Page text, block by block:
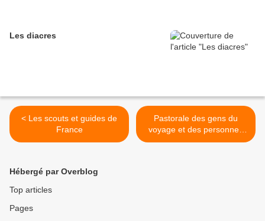
Les diacres
< Les scouts et guides de
France
Pastorale des gens du
voyage et des personnes
itinérantes >
Hébergé par Overblog
Top articles
Pages